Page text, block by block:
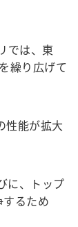
では、東
繰り広げて
性能が拡大
に、トップ
るため